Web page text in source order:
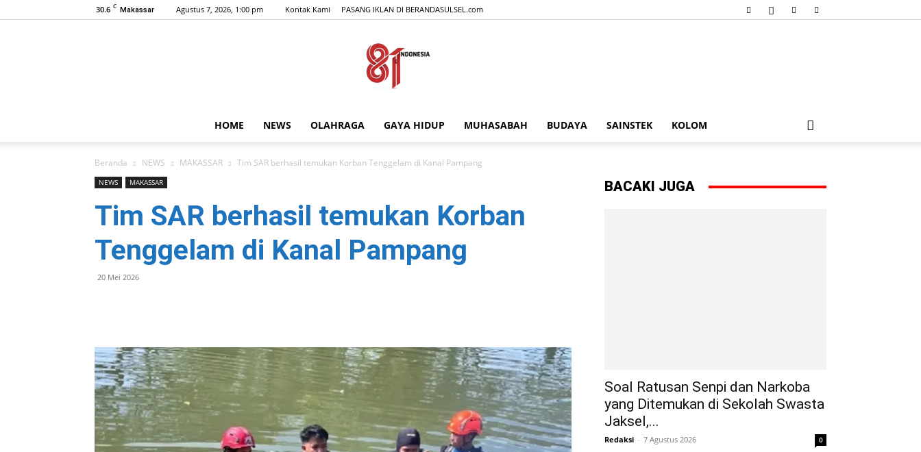
30.6 C Makassar Agustus 7, 2026, 1:00 pm Kontak Kami PASANG IKLAN DI BERANDASULSEL.com
HOME NEWS OLAHRAGA GAYA HIDUP MUHASABAH BUDAYA SAINSTEK KOLOM
Beranda NEWS MAKASSAR Tim SAR berhasil temukan Korban Tenggelam di Kanal Pampang
NEWS MAKASSAR
Tim SAR berhasil temukan Korban
Tenggelam di Kanal Pampang
20 Mei 2026
BACAKI JUGA
Soal Ratusan Senpi dan Narkoba
yang Ditemukan di Sekolah Swasta
Jaksel,...
Redaksi - 7 Agustus 2026 0